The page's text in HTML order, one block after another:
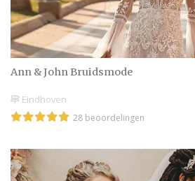
Ann & John Bruidsmode
Eindhoven
28 beoordelingen